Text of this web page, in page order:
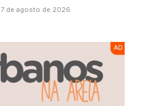
7 de agosto de 2026